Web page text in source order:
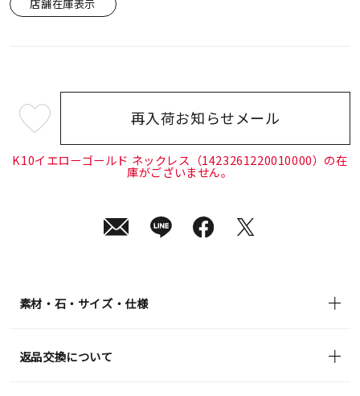
メンズ
¥0
在庫 在庫ありのみ すべて表示
店舗在庫表示
¥59,400 (tax
in)
再入荷お知らせメール
K10イエローゴールド ネックレス（1423261220010000）の在
庫がございません。
素材・石・サイズ・仕様
返品交換について